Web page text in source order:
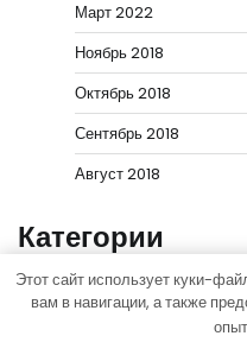
Март 2022
Ноябрь 2018
Октябрь 2018
Сентябрь 2018
Август 2018
Категории
Uncategorised
Этот сайт использует куки-
вам в навигации, а также